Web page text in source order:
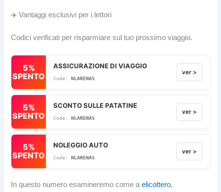
✈️ Vantaggi esclusivi per i lettori
Codici verificati per risparmiare sul tuo prossimo viaggio.
5%
SPENTO
ASSICURAZIONE DI VIAGGIO
NLARENAS
ver >
5%
SPENTO
SCONTO SULLE PATATINE
NLARENAS
ver >
5%
SPENTO
NOLEGGIO AUTO
NLARENAS
ver >
In questo numero esamineremo come aelicottero,